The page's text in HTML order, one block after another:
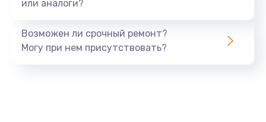
1060 руб.
или аналоги?
Возможен ли срочный ремонт?
Могу при нем присутствовать?